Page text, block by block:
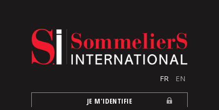
FR EN
JE M'IDENTIFIE